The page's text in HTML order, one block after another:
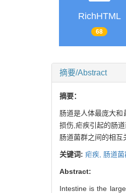
RichHTML
68
摘要/Abstract
摘要：
肠道是人体最庞大
损伤,疟疾引起的肠
肠道菌群之间的相互
关键词: 疟疾, 肠道菌
Abstract:
Intestine is the